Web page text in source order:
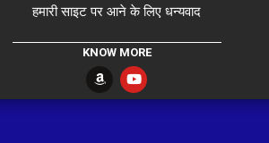
हमारी साइट पर आने के लिए धन्यवाद
KNOW MORE